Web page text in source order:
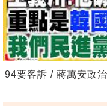
94要客訴 / 蔣萬安政